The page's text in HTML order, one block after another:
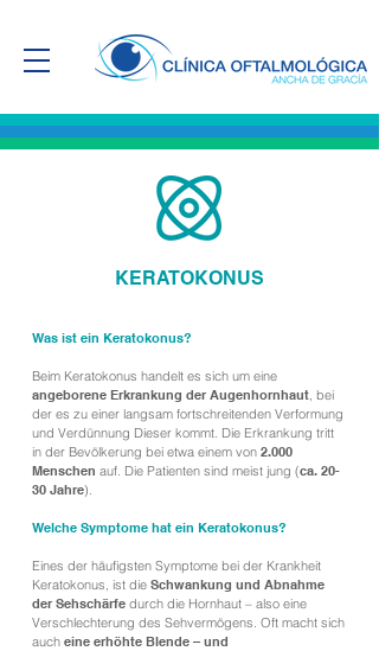
KERATOKONUS
Was ist ein Keratokonus?
Beim Keratokonus handelt es sich um eine
angeborene Erkrankung der Augenhornhaut, bei
der es zu einer langsam fortschreitenden Verformung
und Verdünnung Dieser kommt. Die Erkrankung tritt
in der Bevölkerung bei etwa einem von 2.000
Menschen auf. Die Patienten sind meist jung (ca. 20-
30 Jahre).
Welche Symptome hat ein Keratokonus?
Eines der häufigsten Symptome bei der Krankheit
Keratokonus, ist die Schwankung und Abnahme
der Sehschärfe durch die Hornhaut – also eine
Verschlechterung des Sehvermögens. Oft macht sich
auch eine erhöhte Blende – und